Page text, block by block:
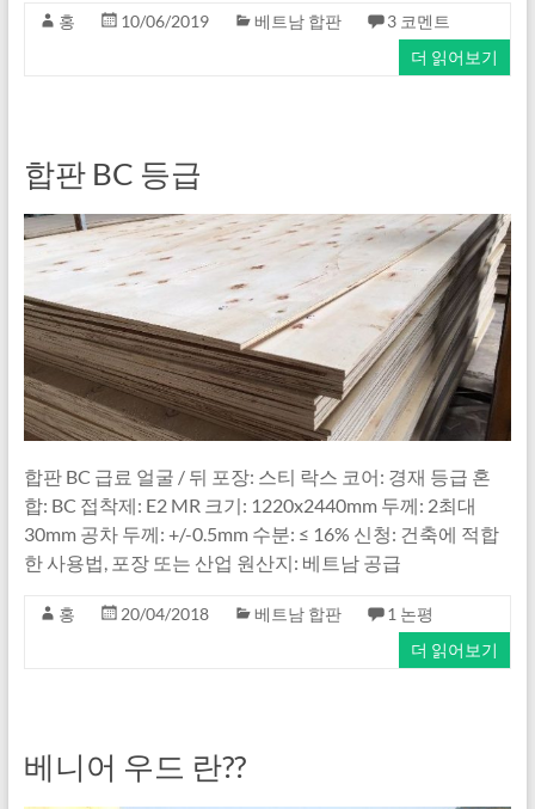
홍 10/06/2019 베트남 합판
3 코멘트
더 읽어보기
합판 BC 등급
합판 BC 급료 얼굴 / 뒤 포장: 스티 락스 코어: 경재 등급 혼
합: BC 접착제: E2 MR 크기: 1220x2440mm 두께: 2최대
30mm 공차 두께: +/-0.5mm 수분: ≤ 16% 신청: 건축에 적합
한 사용법, 포장 또는 산업 원산지: 베트남 공급
홍 20/04/2018 베트남 합판
1 논평
더 읽어보기
베니어 우드 란??